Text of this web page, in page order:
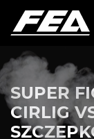
SUPER
CIRLIG